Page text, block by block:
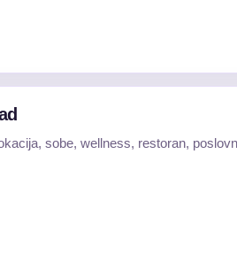
sobe, wellness, restoran,